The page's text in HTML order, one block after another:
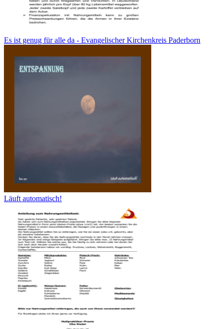
Es ist genug für alle da - Evangelischer Kirchenkreis Paderborn
Läuft automatisch!